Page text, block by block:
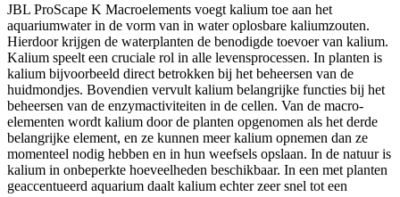
JBL ProScape K Macroelements voegt kalium toe aan het
aquariumwater in de vorm van in water oplosbare kaliumzouten.
Hierdoor krijgen de waterplanten de benodigde toevoer van kalium.
Kalium speelt een cruciale rol in alle levensprocessen. In planten is
kalium bijvoorbeeld direct betrokken bij het beheersen van de
huidmondjes. Bovendien vervult kalium belangrijke functies bij het
beheersen van de enzymactiviteiten in de cellen. Van de macro-
elementen wordt kalium door de planten opgenomen als het derde
belangrijke element, en ze kunnen meer kalium opnemen dan ze
momenteel nodig hebben en in hun weefsels opslaan. In de natuur is
kalium in onbeperkte hoeveelheden beschikbaar. In een met planten
geaccentueerd aquarium daalt kalium echter zeer snel tot een